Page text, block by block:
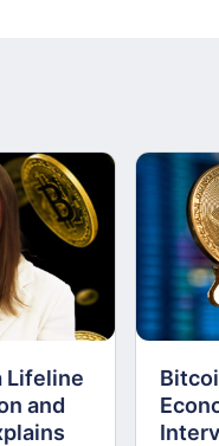
Lifeline
and